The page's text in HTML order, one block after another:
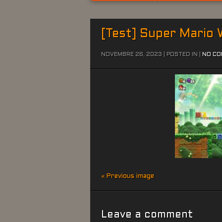
[Test] Super Mario
NOVEMBRE 26, 2023 | POSTED IN | NO
« Previous image
Leave a comment